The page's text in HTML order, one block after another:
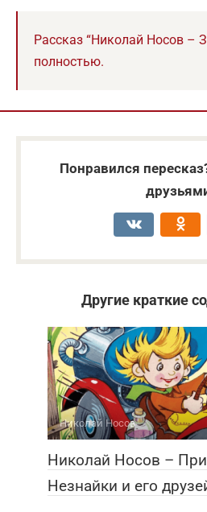
Рассказ “Николай Носов –
полностью.
Понравился
Другие краткие
Николай Носов
Николай Носов –
Незнайки и его